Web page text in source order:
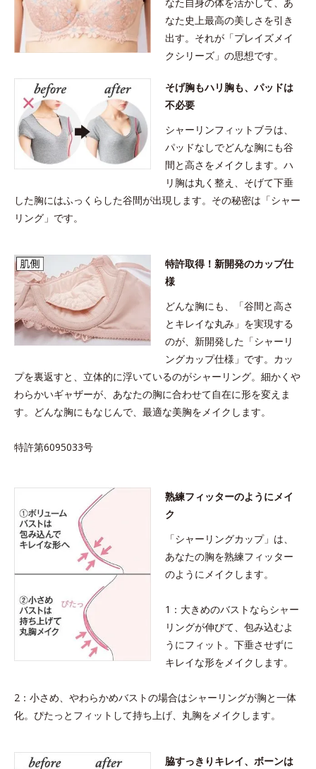
なた史上最高の美しさを引き
出す。それが「プレイズメイ
クシリーズ」の思想です。
そげ胸もハリ胸も、パッドは
不必要
シャーリンフィットブラは、
パッドなしでどんな胸にも谷
間と高さをメイクします。ハ
リ胸は丸く整え、そげて下垂
した胸にはふっくらした谷間が出現します。その秘密は「シャー
リング」です。
特許取得！新開発のカップ仕
様
どんな胸にも、「谷間と高さ
とキレイな丸み」を実現する
のが、新開発した「シャーリ
ングカップ仕様」です。カッ
プを裏返すと、立体的に浮いているのがシャーリング。細かくや
わらかいギャザーが、あなたの胸に合わせて自在に形を変えま
す。どんな胸にもなじんで、最適な美胸をメイクします。
特許第6095033号
熟練フィッターのようにメイ
ク
「シャーリングカップ」は、
あなたの胸を熟練フィッター
のようにメイクします。
1：大きめのバストならシャー
リングが伸びて、包み込むよ
うにフィット。下垂させずに
キレイな形をメイクします。
2：小さめ、やわらかめバストの場合はシャーリングが胸と一体
化。ぴたっとフィットして持ち上げ、丸胸をメイクします。
脇すっきりキレイ、ボーンは